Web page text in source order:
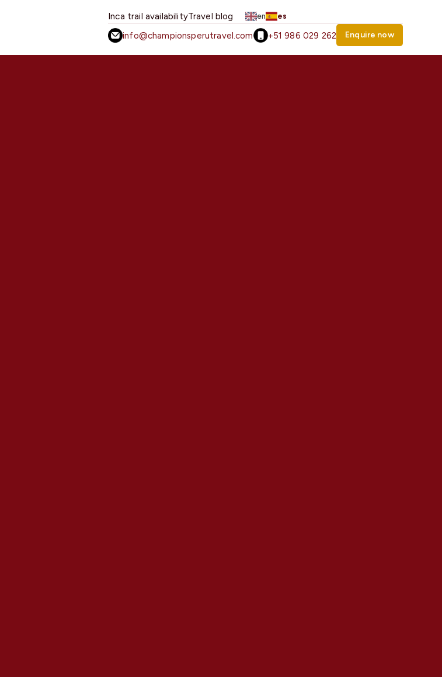
Inca trail availabilityTravel blog en es
info@championsperutravel.com +51 986 029 262 Enquire now